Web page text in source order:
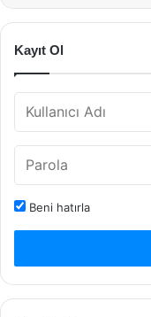
Kayıt Ol
Beni hatırla